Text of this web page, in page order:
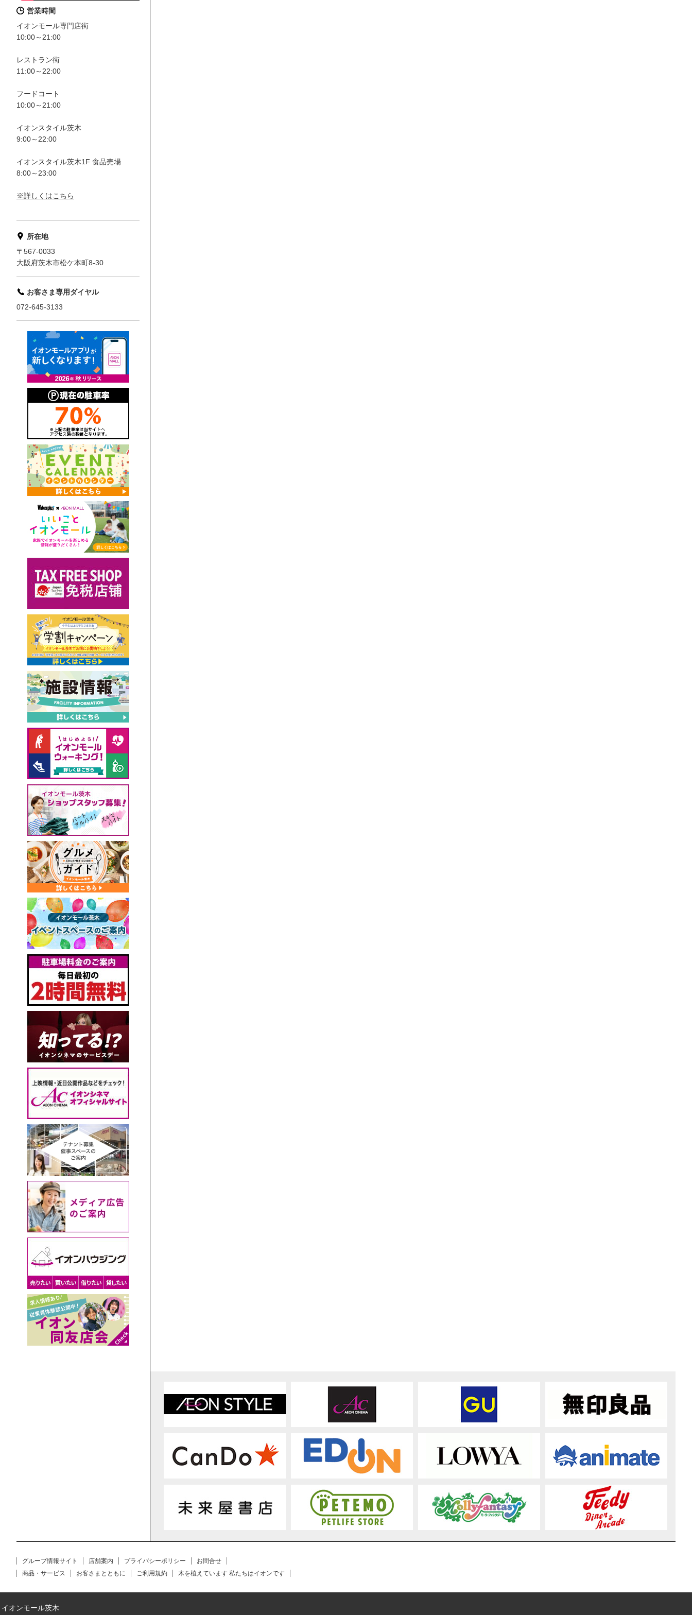
営業時間
イオンモール専門店街
10:00～21:00
レストラン街
11:00～22:00
フードコート
10:00～21:00
イオンスタイル茨木
9:00～22:00
イオンスタイル茨木1F 食品売場
8:00～23:00
※詳しくはこちら
所在地
〒567-0033
大阪府茨木市松ケ本町8-30
お客さま専用ダイヤル
072-645-3133
グループ情報サイト 店舗案内 プライバシーポリシー
お問合せ
商品・サービス
お客さまとともに ご利用規約 木を植えています 私たちはイオンです
イオンモール茨木